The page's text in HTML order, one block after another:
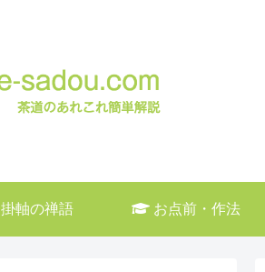
掛軸の禅語 お点前・作法